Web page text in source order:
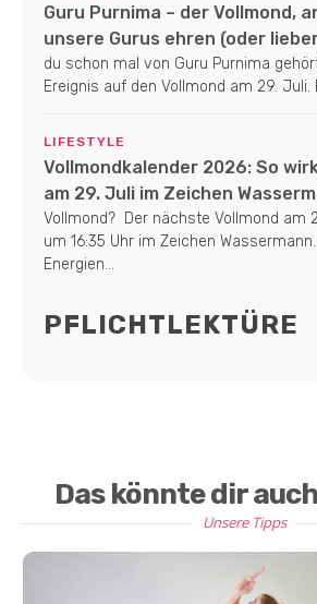
Guru Purnima – der Vollmond,
unsere Gurus ehren (oder
du schon mal von Guru Purnima
Ereignis auf den Vollmond am 29. Juli.
LIFESTYLE
Vollmondkalender 2026: So
am 29. Juli im Zeichen
Vollmond? Der nächste Vollmond am
um 16:35 Uhr im Zeichen
Energien...
PFLICHTLEKTÜRE
Das könnte dir
Unsere Tipps